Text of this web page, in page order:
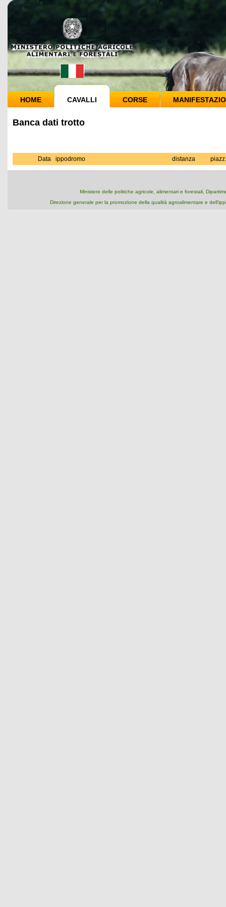
HOME CAVALLI CORSE
Banca dati trotto
Data ippodromo distanza piazz.
Ministero delle politiche agricole, alimentari e forestali,
Direzione generale per la promozione della qualità agroalimentare e